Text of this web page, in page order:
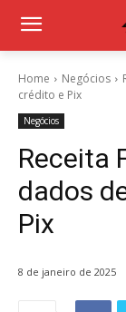
Home Negócios
crédito e Pix
Negócios
Receita
dados
Pix
8 de janeiro de 2025